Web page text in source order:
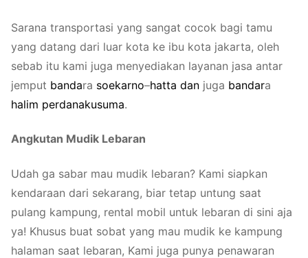
Sarana transportasi yang sangat cocok bagi tamu
yang datang dari luar kota ke ibu kota jakarta, oleh
sebab itu kami juga menyediakan layanan jasa antar
jemput bandara soekarno–hatta dan juga bandara
halim perdanakusuma.
Angkutan Mudik Lebaran
Udah ga sabar mau mudik lebaran? Kami siapkan
kendaraan dari sekarang, biar tetap untung saat
pulang kampung, rental mobil untuk lebaran di sini aja
ya! Khusus buat sobat yang mau mudik ke kampung
halaman saat lebaran, Kami juga punya penawaran